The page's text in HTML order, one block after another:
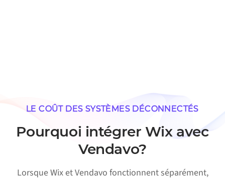
LE COÛT DES SYSTÈMES DÉCONNECTÉS
Pourquoi intégrer Wix avec
Vendavo?
Lorsque Wix et Vendavo fonctionnent séparément,